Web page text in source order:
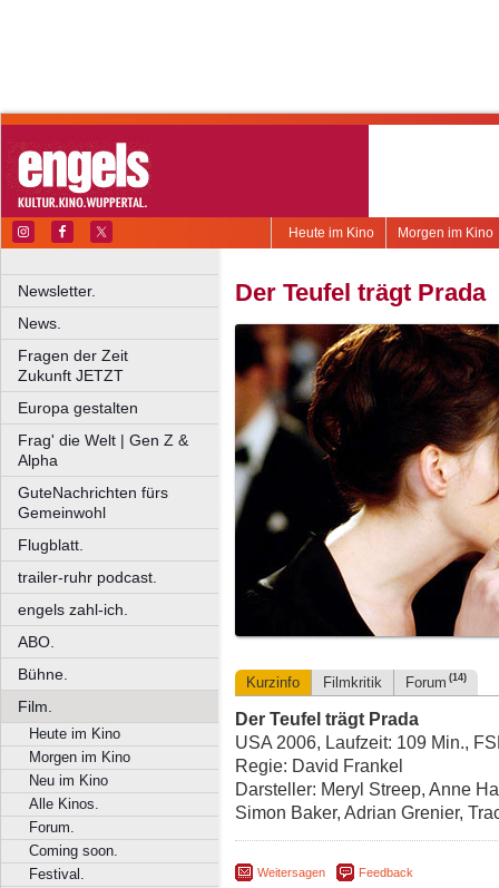
Morgen im Kino
Heute im Kino
Newsletter.
News.
Fragen der Zeit
Zukunft JETZT
Europa gestalten
Frag' die Welt | Gen Z &
Alpha
GuteNachrichten fürs
Gemeinwohl
Flugblatt.
trailer-ruhr podcast.
engels zahl-ich.
ABO.
Bühne.
Film.
Heute im Kino
Morgen im Kino
Neu im Kino
Alle Kinos.
Forum.
Coming soon.
Festival.
Der Teufel trägt Prada
Kurzinfo Filmkritik Forum (14)
Der Teufel trägt Prada
USA 2006, Laufzeit: 109 Min.,
Regie: David Frankel
Darsteller: Meryl Streep, Anne
Simon Baker, Adrian Grenier,
Weitersagen Feedback